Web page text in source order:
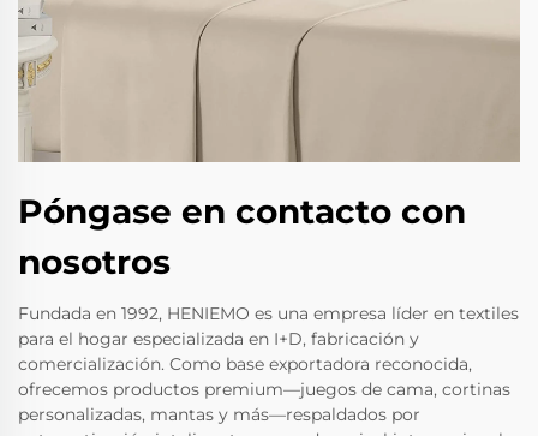
Póngase en contacto con
nosotros
Fundada en 1992, HENIEMO es una empresa líder en textiles
para el hogar especializada en I+D, fabricación y
comercialización. Como base exportadora reconocida,
ofrecemos productos premium—juegos de cama, cortinas
personalizadas, mantas y más—respaldados por